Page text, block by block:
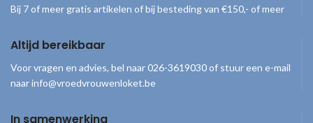
meteren Contour Next One
Bij 7 of meer gratis artikelen of bij besteding van €150,- of meer
Altijd bereikbaar
Voor vragen en advies, bel naar 026-3619030 of stuur een e-mail
naar info@vroedvrouwenloket.be
In samenwerking